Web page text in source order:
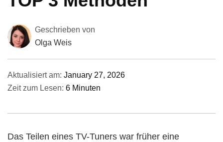
Geschrieben von
Olga Weis
Aktualisiert am: January 27, 2026
Zeit zum Lesen: 6 Minuten
Das Teilen eines TV-Tuners war früher eine